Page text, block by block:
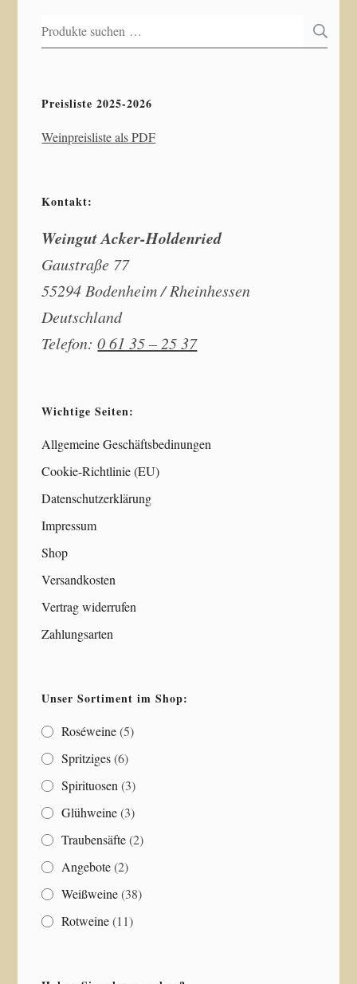
Suchen
nach:
Preisliste 2025-2026
Weinpreisliste als PDF
Kontakt:
Weingut Acker-Holdenried
Gaustraße 77
55294 Bodenheim / Rheinhessen
Deutschland
Telefon:0 61 35 – 25 37
Wichtige Seiten:
Allgemeine Geschäftsbedinungen
Cookie-Richtlinie (EU)
Datenschutzerklärung
Impressum
Shop
Versandkosten
Vertrag widerrufen
Zahlungsarten
Unser Sortiment im Shop:
Roséweine (5)
Spritziges (6)
Spirituosen (3)
Glühweine (3)
Traubensäfte (2)
Angebote (2)
Weißweine (38)
Rotweine (11)